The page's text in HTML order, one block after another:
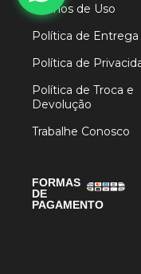
Termos de Uso
Política de Entrega
Política de
Política de Troca e
Devolução
Trabalhe Conosco
FORMAS
DE
PAGAMENTO